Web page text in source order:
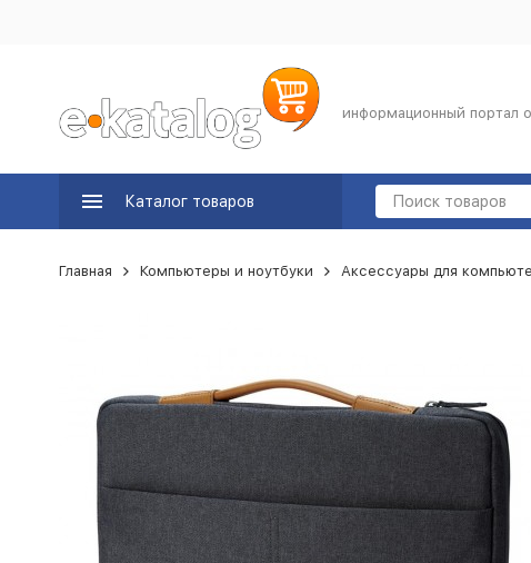
информационный портал
Каталог товаров
Главная Компьютеры и ноутбуки Аксессуары для